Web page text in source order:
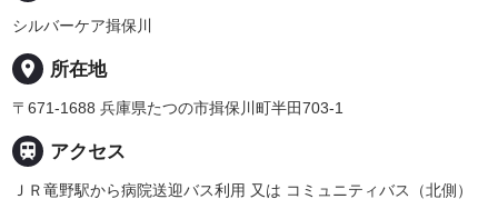
シルバーケア揖保川
place 所在地
〒671-1688 兵庫県たつの市揖保川町半田703-1
 アクセス
ＪＲ竜野駅から病院送迎バス利用 又は コミュニティバス（北側）